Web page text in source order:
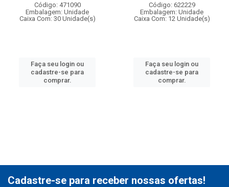
Código: 471090
Embalagem: Unidade
Caixa Com: 30 Unidade(s)
Faça seu login ou
cadastre-se para
comprar.
Código: 622229
Embalagem: Unidade
Caixa Com: 12 Unidade(s)
Faça seu login ou
cadastre-se para
comprar.
Cadastre-se para receber nossas ofertas!